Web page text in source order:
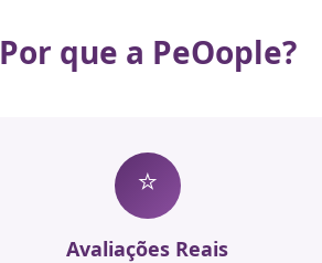
Por que a PeOople?
⭐
Avaliações Reais